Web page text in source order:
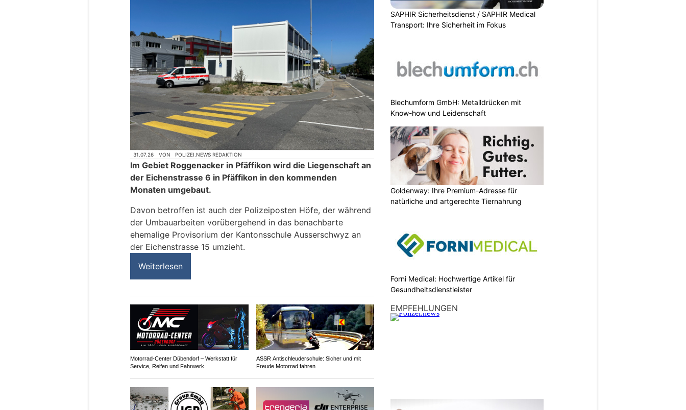
31.07.26 VON POLIZEI.NEWS REDAKTION
Im Gebiet Roggenacker in Pfäffikon wird die Liegenschaft an
der Eichenstrasse 6 in Pfäffikon in den kommenden
Monaten umgebaut.
Davon betroffen ist auch der Polizeiposten Höfe, der während
der Umbauarbeiten vorübergehend in das benachbarte
ehemalige Provisorium der Kantonsschule Ausserschwyz an
der Eichenstrasse 15 umzieht.
Weiterlesen
Motorrad-Center Dübendorf – Werkstatt für
Service, Reifen und Fahrwerk
ASSR Antischleuderschule: Sicher und mit
Freude Motorrad fahren
SAPHIR Sicherheitsdienst / SAPHIR Medical
Transport: Ihre Sicherheit im Fokus
Blechumform GmbH: Metalldrücken mit
Know-how und Leidenschaft
Goldenway: Ihre Premium-Adresse für
natürliche und artgerechte Tiernahrung
Forni Medical: Hochwertige Artikel für
Gesundheitsdienstleister
EMPFEHLUNGEN